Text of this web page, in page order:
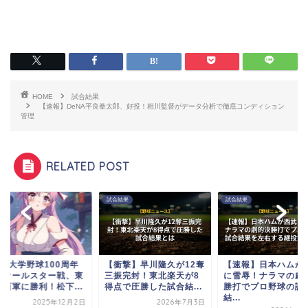
HOME
試合結果
【速報】DeNA平良拳太郎、好投！相川監督がデータ分析で徹底コンディション
管理
RELATED POST
試合結果
【衝撃】早川隆久が12奪
三振完封！東北楽天が8
得点で圧勝した試合結...
2026年7月3日
試合結果
【速報】日本ハムが西武
に雪辱！ナラマの劇的決
勝打でプロ野球の試合
試合結果
東京6大学野球
記念オールスタ
軍が西軍に勝利